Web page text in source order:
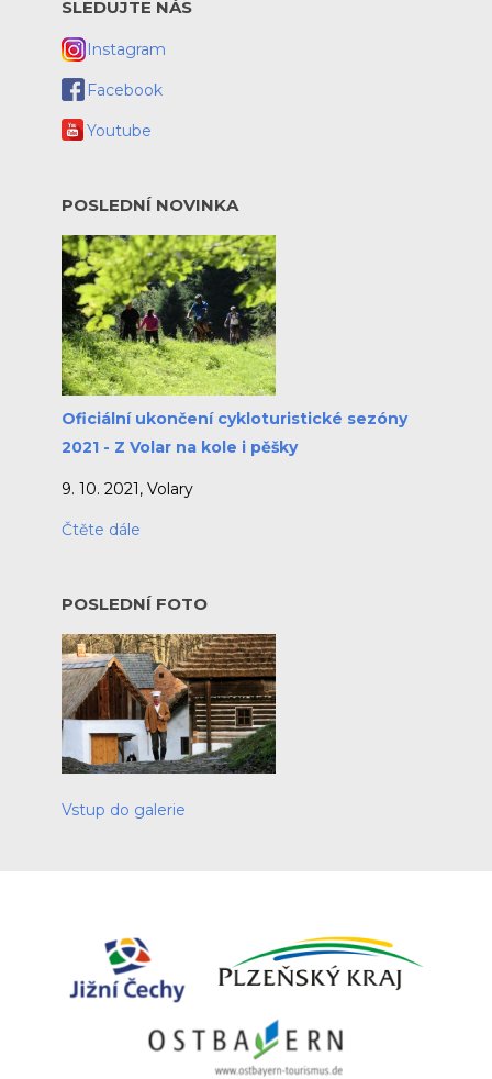
SLEDUJTE NÁS
Instagram
Facebook
Youtube
POSLEDNÍ NOVINKA
Oficiální ukončení cykloturistické sezóny
2021 - Z Volar na kole i pěšky
9. 10. 2021, Volary
Čtěte dále
POSLEDNÍ FOTO
Vstup do galerie